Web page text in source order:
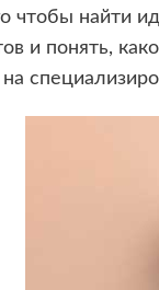
чтобы найти
и понять,